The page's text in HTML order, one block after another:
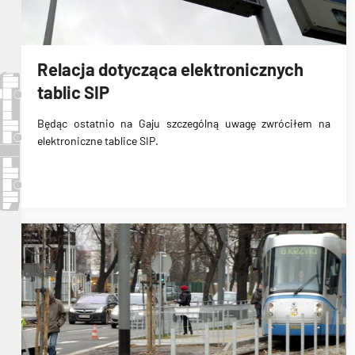
Relacja dotycząca elektronicznych
tablic SIP
Będąc ostatnio na Gaju szczególną uwagę zwróciłem na
elektroniczne tablice SIP.